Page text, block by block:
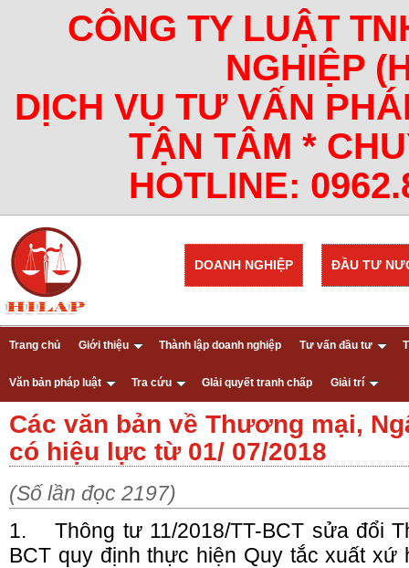
CÔNG TY LUẬT
NGHIỆP
DỊCH VỤ TƯ VẤN
TẬN TÂM *
HOTLINE:
ĐẦU TƯ
DOANH NGHIỆP
Trang chủ Giới thiệu Thành lập doanh nghiệp Tư vấn đầu tư
Văn bản pháp luật Tra cứu GIải quyết tranh chấp Giải trí
Các văn bản về Thương mại,
có hiệu lực từ 01/ 07/2018
(Số lần đọc 2197)
1.
Thông tư 11/2018/TT-BCT sửa đổi
BCT quy định thực hiện Quy tắc xuất xứ